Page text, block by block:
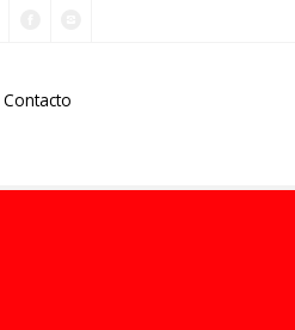
Contacto